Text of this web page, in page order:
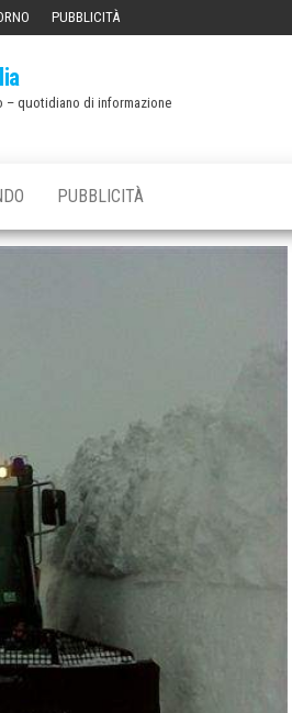
PUBBLICITÀ
– quotidiano di informazione
PUBBLICITÀ